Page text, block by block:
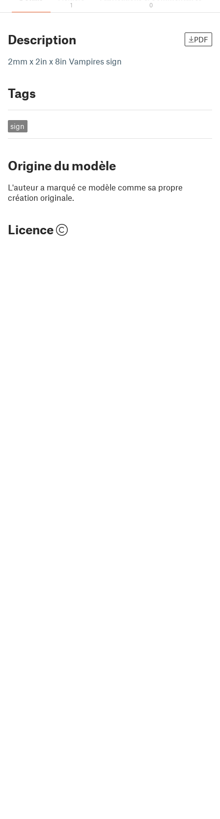
1 0
Description PDF
2mm x 2in x 8in Vampires sign
Tags
sign
Origine du modèle
L'auteur a marqué ce modèle comme sa propre
création originale.
Licence